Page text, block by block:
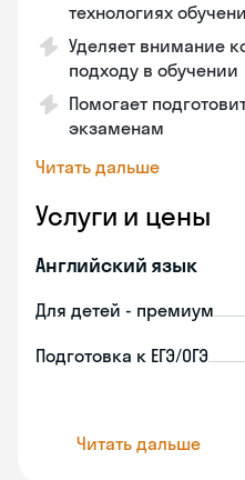
технологиях
Уделяет внимание
подходу в обучении
Помогает
экзаменам
Читать дальше
Услуги и цены
Английский язык
Для детей - премиум
Подготовка к ЕГЭ/ОГЭ
Читать дальше